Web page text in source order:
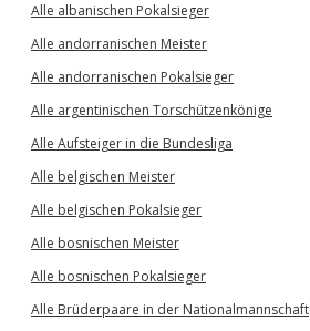
Alle albanischen Pokalsieger
Alle andorranischen Meister
Alle andorranischen Pokalsieger
Alle argentinischen Torschützenkönige
Alle Aufsteiger in die Bundesliga
Alle belgischen Meister
Alle belgischen Pokalsieger
Alle bosnischen Meister
Alle bosnischen Pokalsieger
Alle Brüderpaare in der Nationalmannschaft